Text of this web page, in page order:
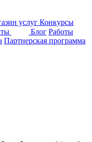
услуг Конкурсы
Блог Работы
Партнерская программа